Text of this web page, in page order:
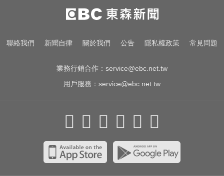
台股回檔ETF全賺「該跑嗎？」網
揭最大陷阱 勸調節1類股
後悔讓Lulu嫁給陳漢典！Lu爸落淚
聯絡我們 新聞自律 關於我們 公告 隱私權政策 常見問題
業務行銷合作： service@ebc.net.tw
用戶服務： service@ebc.net.tw